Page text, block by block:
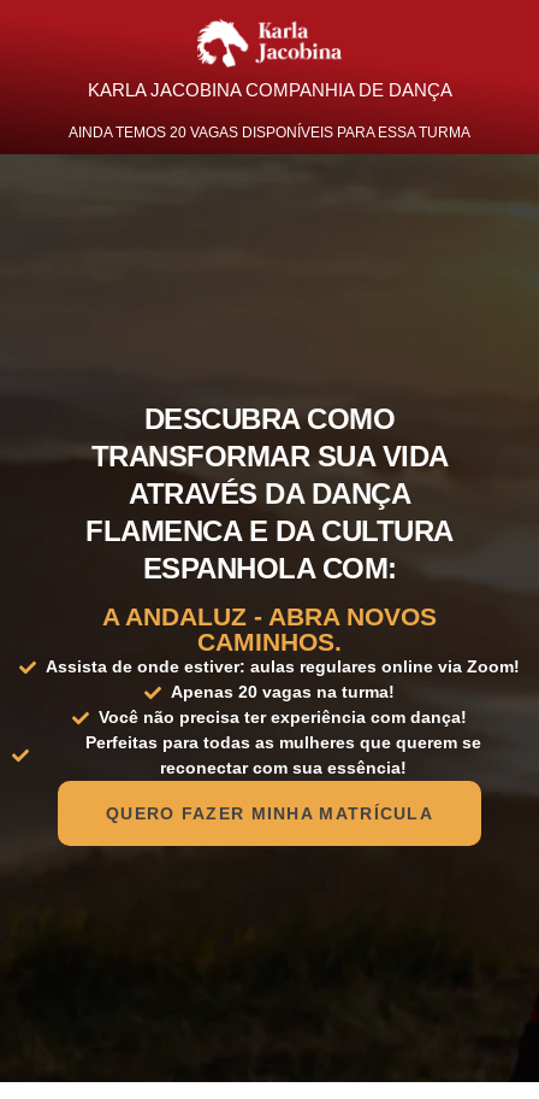
KARLA JACOBINA COMPANHIA DE DANÇA
AINDA TEMOS 20 VAGAS DISPONÍVEIS PARA ESSA TURMA
DESCUBRA COMO
TRANSFORMAR SUA VIDA
ATRAVÉS DA DANÇA
FLAMENCA E DA CULTURA
ESPANHOLA COM:
A ANDALUZ - ABRA NOVOS
CAMINHOS.
Assista de onde estiver: aulas regulares online via Zoom!
Apenas 20 vagas na turma!
Você não precisa ter experiência com dança!
Perfeitas para todas as mulheres que querem se
reconectar com sua essência!
QUERO FAZER MINHA MATRÍCULA